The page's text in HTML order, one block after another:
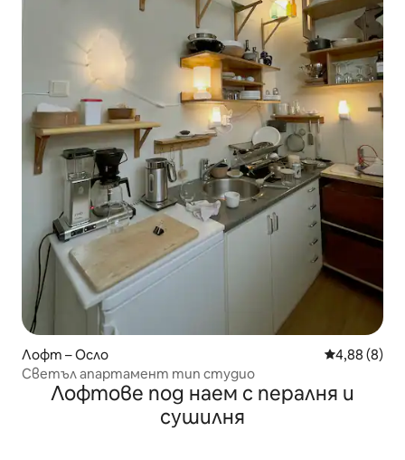
Лофт – Осло Средна
4,88 (8)
Светъл апартамент тип студио
Лофтове под наем с пералня и
сушилня